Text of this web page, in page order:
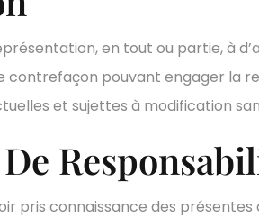
en tout ou partie, à
contrefaçon pouvant engager la
et sujettes à modification
pris connaissance des